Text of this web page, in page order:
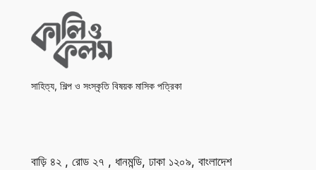
সাহিত্য, শিল্প ও সংস্কৃতি বিষয়ক মাসিক পত্রিকা
বাড়ি ৪২ , রোড ২৭ , ধানমন্ডি, ঢাকা ১২০৯, বাংলাদেশ